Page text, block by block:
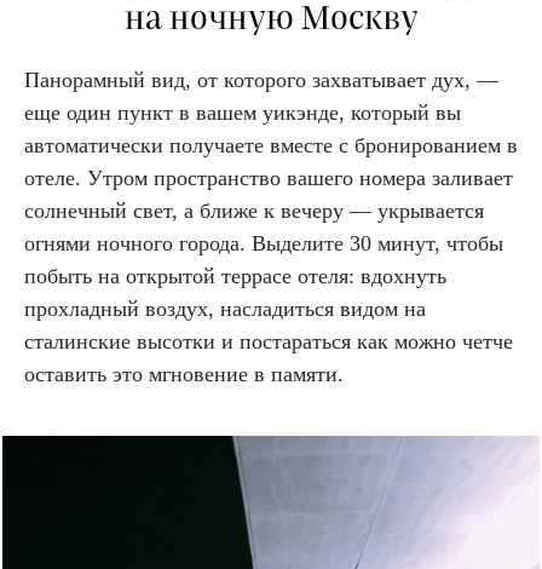
на ночную Москву
Панорамный вид, от которого захватывает дух, —
еще один пункт в вашем уикэнде, который вы
автоматически получаете вместе с бронированием в
отеле. Утром пространство вашего номера заливает
солнечный свет, а ближе к вечеру — укрывается
огнями ночного города. Выделите 30 минут, чтобы
побыть на открытой террасе отеля: вдохнуть
прохладный воздух, насладиться видом на
сталинские высотки и постараться как можно четче
оставить это мгновение в памяти.